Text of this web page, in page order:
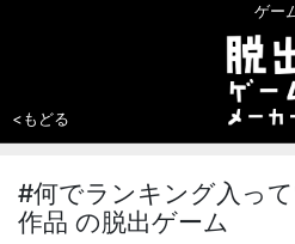
ゲー
<もどる
#何でランキング入っ
作品 の脱出ゲーム